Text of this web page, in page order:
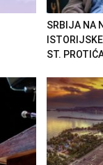
SRBIJA NA
ST.